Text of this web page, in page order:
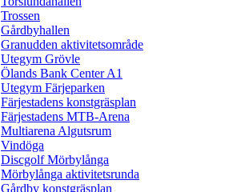
Trossen
Gårdbyhallen
Granudden aktivitetsområde
Utegym Grövle
Ölands Bank Center A1
Utegym Färjeparken
Färjestadens konstgräsplan
Färjestadens MTB-Arena
Multiarena Algutsrum
Vindöga
Discgolf Mörbylånga
Mörbylånga aktivitetsrunda
Gårdby konstgräsplan